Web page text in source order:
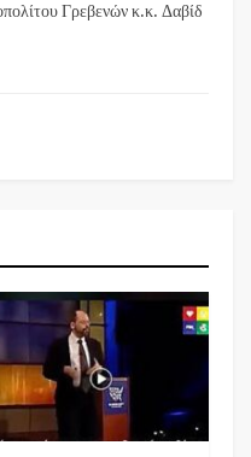
Γρεβενών κ.κ. Δαβίδ